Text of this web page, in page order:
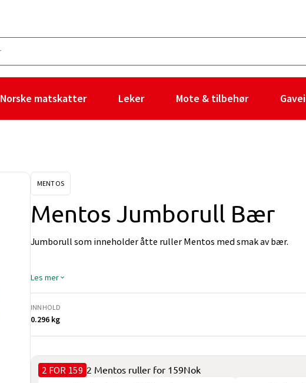
Norske matskatter Leker Mote & tilbehør
MENTOS
Mentos Jumborull Bær
Jumborull som inneholder åtte ruller Mentos med smak av bær.
Les mer
INNHOLD
0.296 kg
2 FOR 159 2 Mentos ruller for 159Nok